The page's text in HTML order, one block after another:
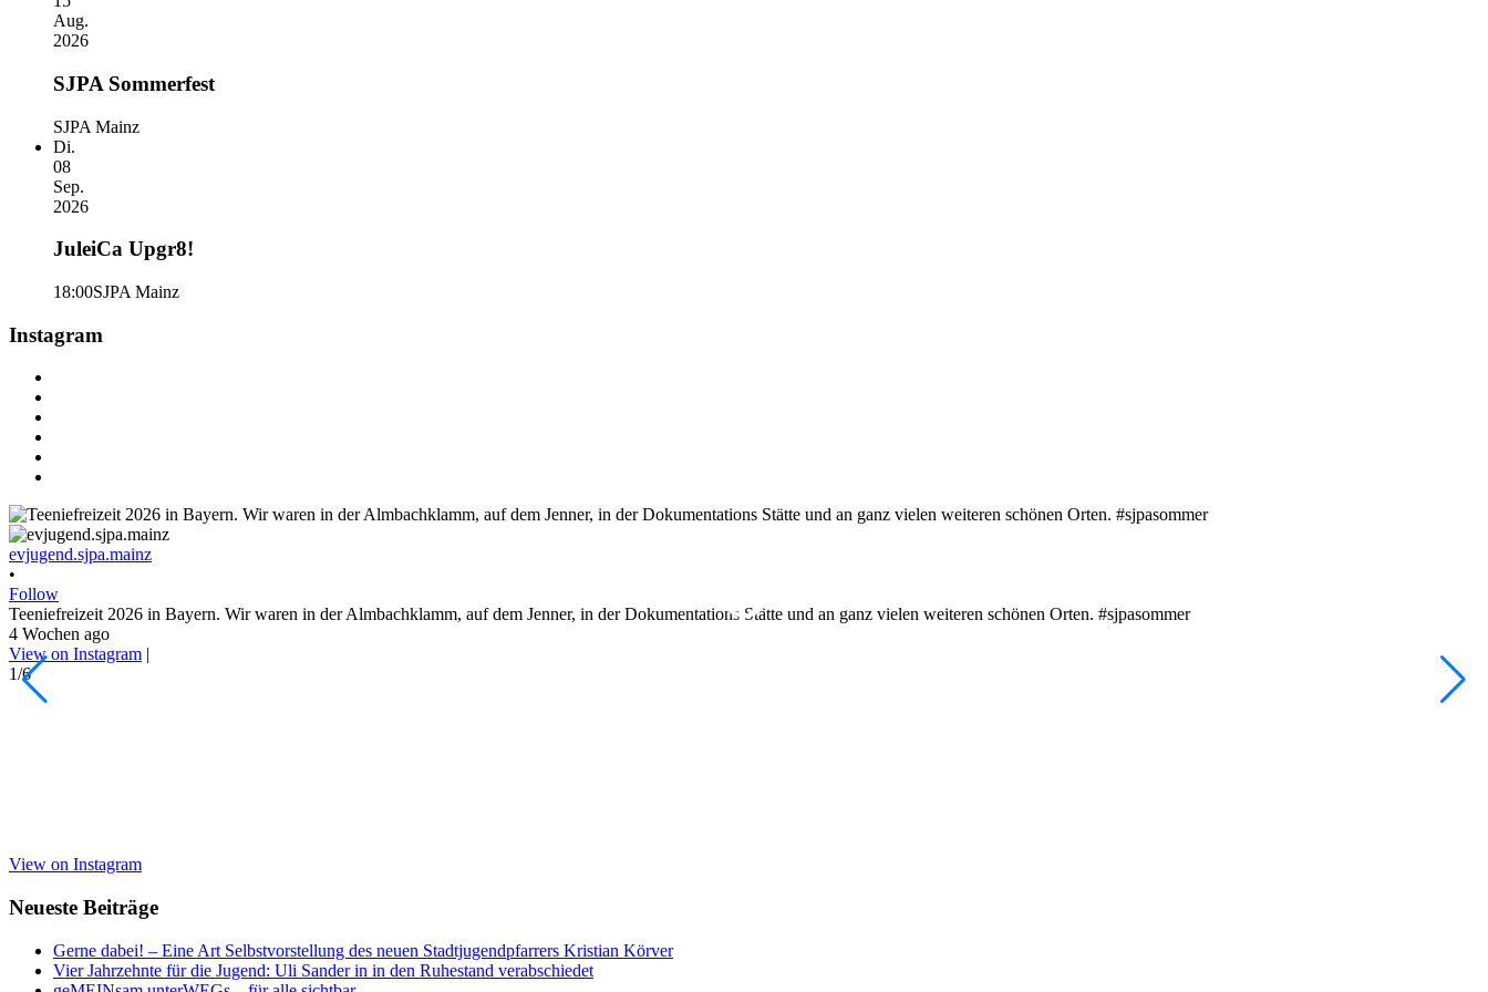
Aug.
2026
SJPA Sommerfest
SJPA Mainz
Di.
08
Sep.
2026
JuleiCa Upgr8!
18:00SJPA Mainz
Instagram
evjugend.sjpa.mainz
•
Follow
Teeniefreizeit 2026 in Bayern. Wir waren in der Almbachklamm, auf dem Jenner, in der Dokumentations Stätte und an ganz vielen weiteren schönen Orten. #sjpasommer
4 Wochen ago
View on Instagram |
1/6
View on Instagram
Neueste Beiträge
Gerne dabei! – Eine Art Selbstvorstellung des neuen Stadtjugendpfarrers Kristian Körver
Vier Jahrzehnte für die Jugend: Uli Sander in in den Ruhestand verabschiedet